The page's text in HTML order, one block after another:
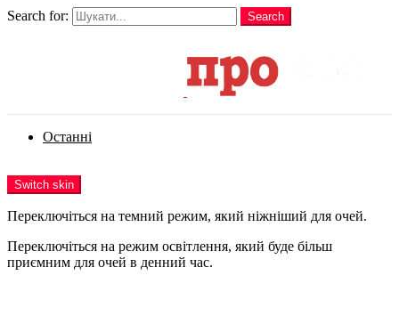
Search for:
Search
Останні
Switch skin
Переключіться на темний режим, який ніжніший для очей.
Переключіться на режим освітлення, який буде більш
приємним для очей в денний час.